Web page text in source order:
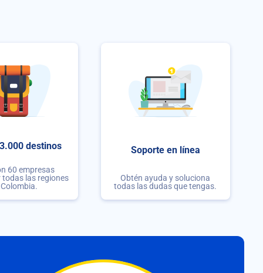
destinos
60 empresas
todas las regiones
Soporte en línea
Obtén ayuda y soluciona
todas las dudas que tengas.